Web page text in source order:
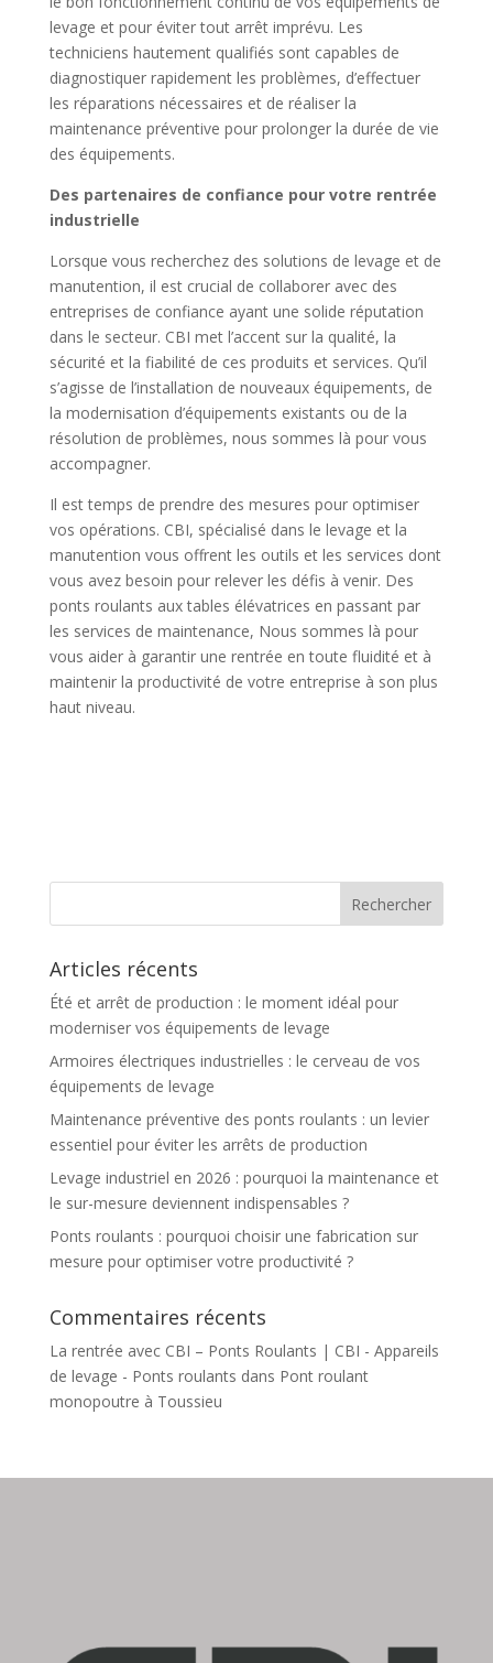
levage et pour éviter tout arrêt imprévu. Les
techniciens hautement qualifiés sont capables de
diagnostiquer rapidement les problèmes, d’effectuer
les réparations nécessaires et de réaliser la
maintenance préventive pour prolonger la durée de vie
des équipements.
Des partenaires de confiance pour votre rentrée
industrielle
Lorsque vous recherchez des solutions de levage et de
manutention, il est crucial de collaborer avec des
entreprises de confiance ayant une solide réputation
dans le secteur. CBI met l’accent sur la qualité, la
sécurité et la fiabilité de ces produits et services. Qu’il
s’agisse de l’installation de nouveaux équipements, de
la modernisation d’équipements existants ou de la
résolution de problèmes, nous sommes là pour vous
accompagner.
Il est temps de prendre des mesures pour optimiser
vos opérations. CBI, spécialisé dans le levage et la
manutention vous offrent les outils et les services dont
vous avez besoin pour relever les défis à venir. Des
ponts roulants aux tables élévatrices en passant par
les services de maintenance, Nous sommes là pour
vous aider à garantir une rentrée en toute fluidité et à
maintenir la productivité de votre entreprise à son plus
haut niveau.
Articles récents
Été et arrêt de production : le moment idéal pour
moderniser vos équipements de levage
Armoires électriques industrielles : le cerveau de vos
équipements de levage
Maintenance préventive des ponts roulants : un levier
essentiel pour éviter les arrêts de production
Levage industriel en 2026 : pourquoi la maintenance et
le sur-mesure deviennent indispensables ?
Ponts roulants : pourquoi choisir une fabrication sur
mesure pour optimiser votre productivité ?
Commentaires récents
La rentrée avec CBI – Ponts Roulants | CBI - Appareils
de levage - Ponts roulants dans Pont roulant
monopoutre à Toussieu